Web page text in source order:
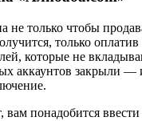
не только чтобы
только
которые не
аккаунтов закрыли
вам понадобится